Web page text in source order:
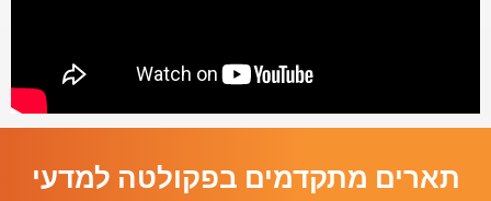
תארים מתקדמים בפקולטה למדעי